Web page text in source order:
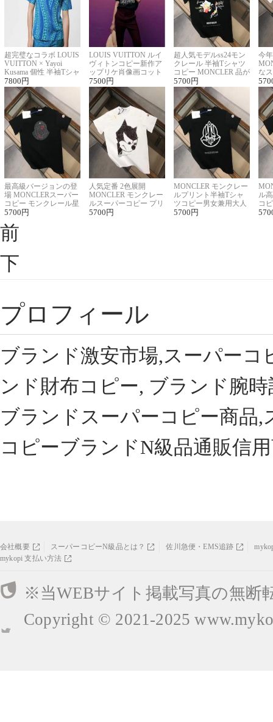
超完璧なコラボ LOUIS
VUITTON × Yayoi
Kusama 個性 半袖Tシャ
ツコピー男女兼用
7800 円
LOUIS VUITTON ルイ
ヴィトンコピー新作ア
ップリケ肖像画コット
ンニット半袖Tシャツ
7500 円
超人気モデルss24モン
クレール 半袖Tシャツ
コピー MONCLER 品が
良く見た目
5700 円
今
な
ル
最高級バージョンの登
場 MONCLERスーパー
コピー モンクレール星
座半袖Tシャツ
5700 円
人気定番 2色展開
MONCLER モンクレー
ルスーパーコピー プリ
ント半袖Tシャツ
5700 円
MONCLER モンクレー
ルプリント半袖Tシャ
ツコピー男女兼用大人
可愛い春夏コーデ
5700 円
ル
コ
ィ
前
下
プロフィール
ブランド激安市場,スーパー
ンド財布コピー, ブランド腕
ブランドスーパーコピー商品
コピーブランドN級品通販信
会社概要 スーパーコピーN級品とは？ 佐川急便・EMS追跡
mykopi 支払い方法
※当WEBサイト掲載写真の無断
Copyright © 2021-2025